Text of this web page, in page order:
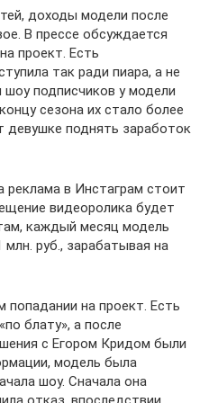
доходы модели после
В прессе обсуждается
проект. Есть
так ради пиара, а не
подписчиков у модели
сезона их стало более
поднять заработок
в Инстаграм стоит
видеоролика будет
каждый месяц модель
руб., зарабатывая на
попадании на проект. Есть
блату», а после
с Егором Кридом были
модель была
шоу. Сначала она